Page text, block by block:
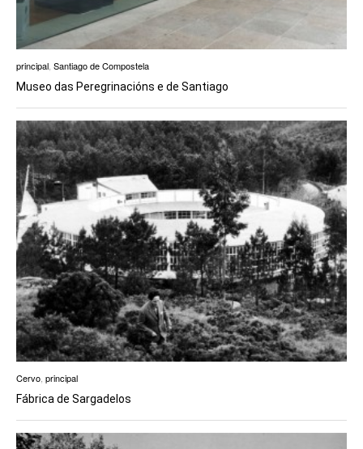
principal Santiago de Compostela
Museo das Peregrinacións e de Santiago
Cervo principal
Fábrica de Sargadelos